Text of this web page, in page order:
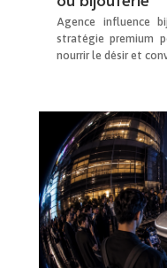
Agence influence
stratégie premium
nourrir le désir et